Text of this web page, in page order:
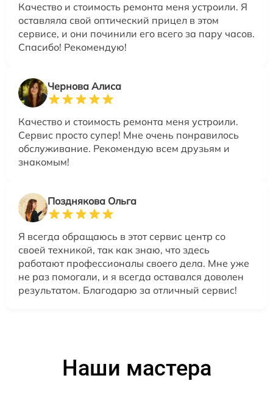
Качество и стоимость ремонта меня устроили. Я
оставляла свой оптический прицел в этом
сервисе, и они починили его всего за пару часов.
Спасибо! Рекомендую!
Чернова Алиса
Качество и стоимость ремонта меня устроили.
Сервис просто супер! Мне очень понравилось
обслуживание. Рекомендую всем друзьям и
знакомым!
Позднякова Ольга
Я всегда обращаюсь в этот сервис центр со
своей техникой, так как знаю, что здесь
работают профессионалы своего дела. Мне уже
не раз помогали, и я всегда оставался доволен
результатом. Благодарю за отличный сервис!
Наши мастера